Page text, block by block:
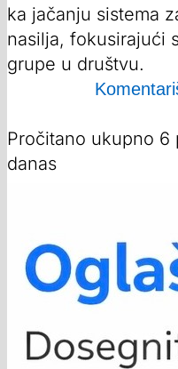
ka jačanju sistema
nasilja, fokusirajući
grupe u društvu.
Pročitano ukupno 6
danas